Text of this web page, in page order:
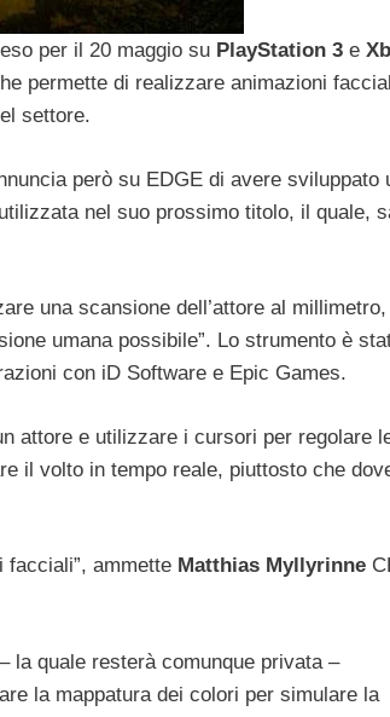
per il 20 maggio su PlayStation 3 e
permette di realizzare animazioni
settore.
però su EDGE di avere sviluppato
nel suo prossimo titolo, il quale,
una scansione dell’attore al
umana possibile”. Lo strumento è
con iD Software e Epic Games.
attore e utilizzare i cursori per regolare
il volto in tempo reale, piuttosto che
facciali”, ammette Matthias Myllyrinne
la quale resterà comunque privata –
la mappatura dei colori per simulare la